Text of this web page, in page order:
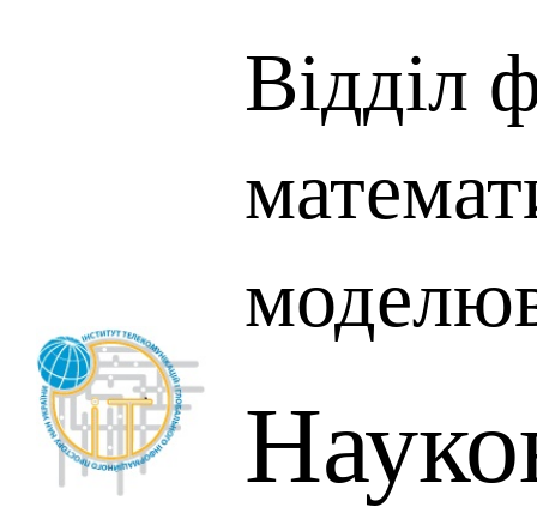
Відділ